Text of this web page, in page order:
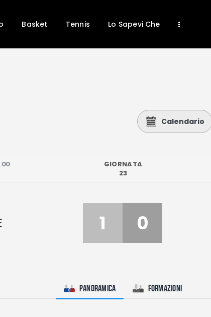
Basket Tennis Lo Sapevi Che
I consigli di Giulia
Calendario
GIORNATA
23
1 0
Panoramica Formazioni